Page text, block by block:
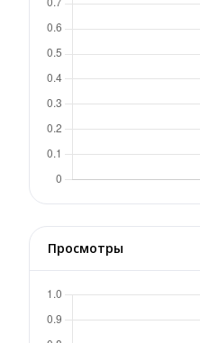
Просмотры